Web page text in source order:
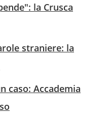
la Crusca
straniere: la
caso: Accademia